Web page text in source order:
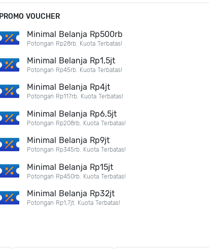
Pilihan pijat multi-tingkat
Pengontrol yang dapat dilepas
Kain ringan, lembut & antiair
PROMO VOUCHER
Minimal Belanja Rp500rb
Potongan Rp28rb. Kuota Terbatas!
Minimal Belanja Rp1,5jt
Potongan Rp45rb. Kuota Terbatas!
Minimal Belanja Rp4jt
Potongan Rp117rb. Kuota Terbatas!
Minimal Belanja Rp6,5jt
Potongan Rp208rb. Kuota Terbatas!
Minimal Belanja Rp9jt
Potongan Rp345rb. Kuota Terbatas!
Minimal Belanja Rp15jt
Potongan Rp450rb. Kuota Terbatas!
Minimal Belanja Rp32jt
Potongan Rp1,7jt. Kuota Terbatas!